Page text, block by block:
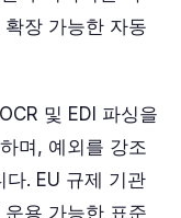
장 가능한 자동
및 EDI 파싱을
며, 예외를 강조
. EU 규제 기관
용 가능한 표준